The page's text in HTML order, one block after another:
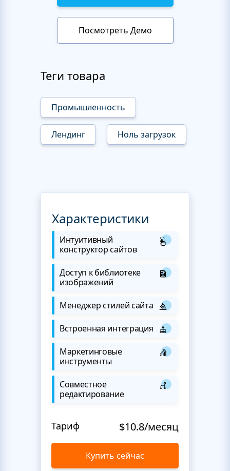
Посмотреть Демо
Теги товара
Промышленность
Лендинг Ноль загрузок
Характеристики
Интуитивный
конструктор сайтов
Доступ к библиотеке
изображений
Менеджер стилей сайта
Встроенная интеграция
Маркетинговые
инструменты
Совместное
редактирование
Тариф $10.8/месяц
Купить сейчас